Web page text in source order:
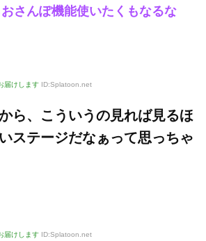
さんぽ機能使いたくもなるな
届けします ID:Splatoon.net
ら、こういうの見れば見るほ
ステージだなぁって思っちゃ
届けします ID:Splatoon.net